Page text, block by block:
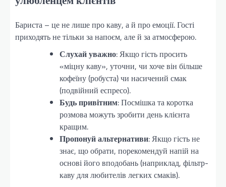
Бариста – це не лише про каву, а й про емоції. Гості
приходять не тільки за напоєм, але й за атмосферою.
Слухай уважно: Якщо гість просить
«міцну каву», уточни, чи хоче він більше
кофеїну (робуста) чи насичений смак
(подвійний еспресо).
Будь привітним: Посмішка та коротка
розмова можуть зробити день клієнта
кращим.
Пропонуй альтернативи: Якщо гість не
знає, що обрати, порекомендуй напій на
основі його вподобань (наприклад, фільтр-
каву для любителів легких смаків).